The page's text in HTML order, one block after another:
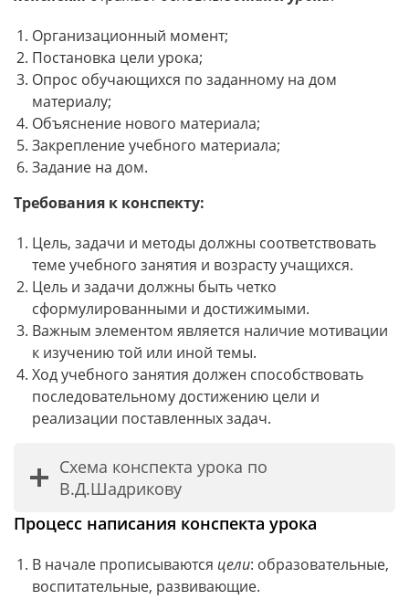
Организационный момент;
Постановка цели урока;
Опрос обучающихся по заданному на дом
материалу;
Объяснение нового материала;
Закрепление учебного материала;
Задание на дом.
Требования к конспекту:
Цель, задачи и методы должны соответствовать
теме учебного занятия и возрасту учащихся.
Цель и задачи должны быть четко
сформулированными и достижимыми.
Важным элементом является наличие мотивации
к изучению той или иной темы.
Ход учебного занятия должен способствовать
последовательному достижению цели и
реализации поставленных задач.
Схема конспекта урока по
В.Д.Шадрикову
Процесс написания конспекта урока
В начале прописываются цели: образовательные,
воспитательные, развивающие.